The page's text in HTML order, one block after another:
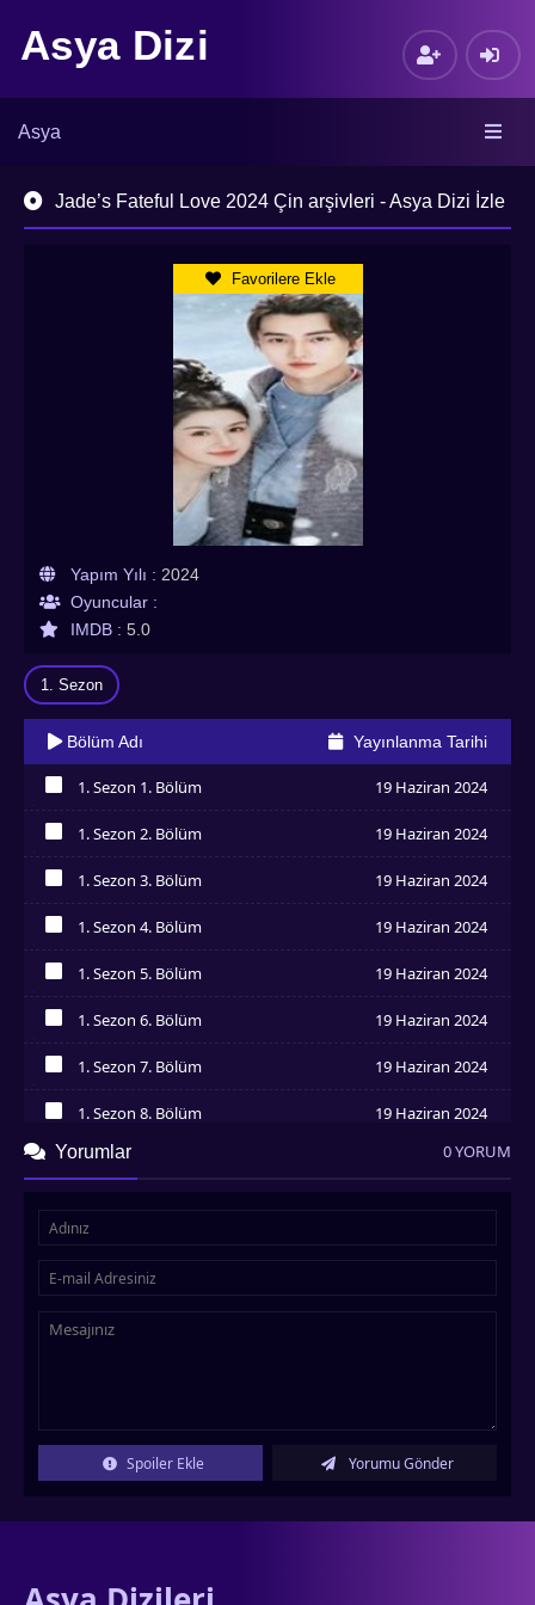
Asya Dizi
Asya
Jade’s Fateful Love 2024 Çin arşivleri - Asya Dizi İzle
Favorilere Ekle
Yapım Yılı : 2024
Oyuncular :
IMDB : 5.0
1. Sezon
Bölüm Adı Yayınlanma Tarihi
1. Sezon 1. Bölüm 19 Haziran 2024
1. Sezon 2. Bölüm 19 Haziran 2024
1. Sezon 3. Bölüm 19 Haziran 2024
1. Sezon 4. Bölüm 19 Haziran 2024
1. Sezon 5. Bölüm 19 Haziran 2024
1. Sezon 6. Bölüm 19 Haziran 2024
1. Sezon 7. Bölüm 19 Haziran 2024
İzledim
1. Sezon 8. Bölüm 19 Haziran 2024
Yorumlar 0 YORUM
Spoiler Ekle Yorumu Gönder